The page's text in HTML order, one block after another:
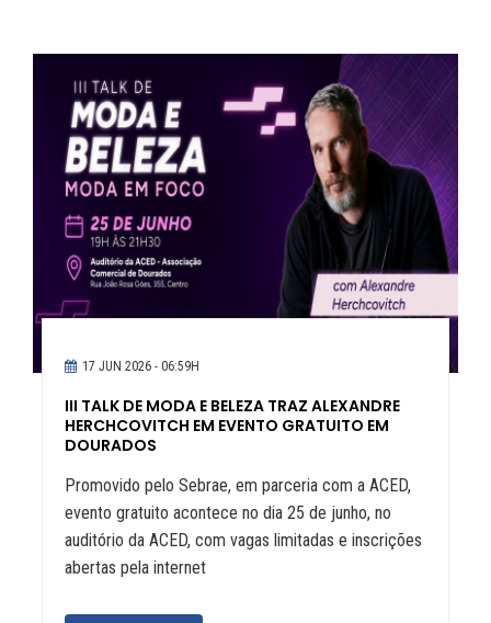
17 JUN 2026 - 06:59H
III TALK DE MODA E BELEZA TRAZ ALEXANDRE
HERCHCOVITCH EM EVENTO GRATUITO EM
DOURADOS
Promovido pelo Sebrae, em parceria com a ACED,
evento gratuito acontece no dia 25 de junho, no
auditório da ACED, com vagas limitadas e inscrições
abertas pela internet